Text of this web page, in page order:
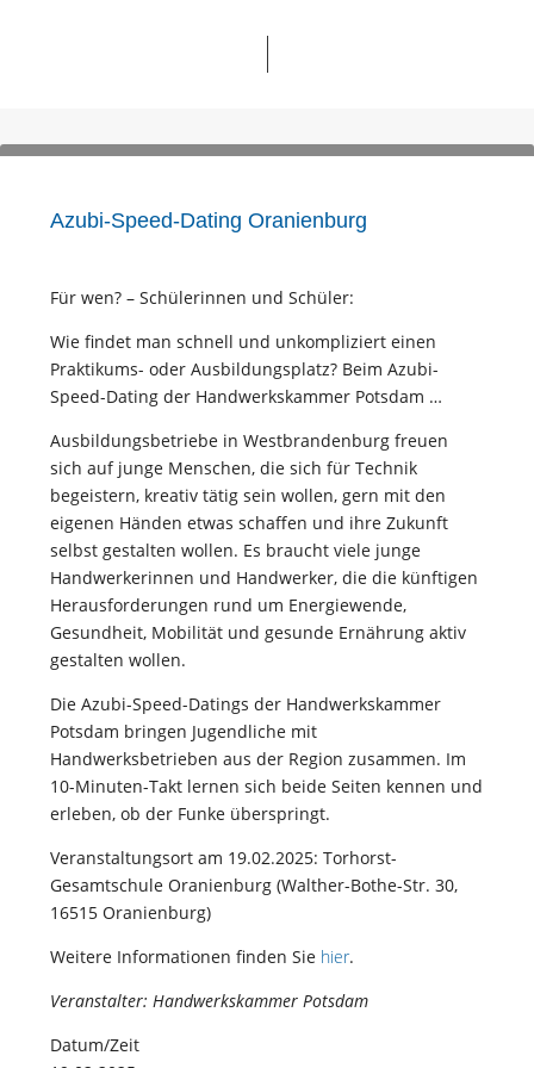
Azubi-Speed-Dating Oranienburg
Für wen? – Schülerinnen und Schüler:
Wie findet man schnell und unkompliziert einen
Praktikums- oder Ausbildungsplatz? Beim Azubi-
Speed-Dating der Handwerkskammer Potsdam …
Ausbildungsbetriebe in Westbrandenburg freuen
sich auf junge Menschen, die sich für Technik
begeistern, kreativ tätig sein wollen, gern mit den
eigenen Händen etwas schaffen und ihre Zukunft
selbst gestalten wollen. Es braucht viele junge
Handwerkerinnen und Handwerker, die die künftigen
Herausforderungen rund um Energiewende,
Gesundheit, Mobilität und gesunde Ernährung aktiv
gestalten wollen.
Die Azubi-Speed-Datings der Handwerkskammer
Potsdam bringen Jugendliche mit
Handwerksbetrieben aus der Region zusammen. Im
10-Minuten-Takt lernen sich beide Seiten kennen und
erleben, ob der Funke überspringt.
Veranstaltungsort am 19.02.2025: Torhorst-
Gesamtschule Oranienburg (Walther-Bothe-Str. 30,
16515 Oranienburg)
Weitere Informationen finden Sie hier.
Veranstalter: Handwerkskammer Potsdam
Datum/Zeit